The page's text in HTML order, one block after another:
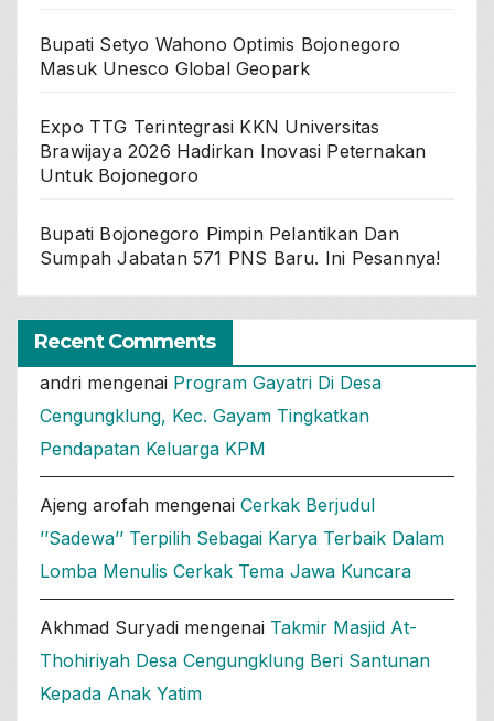
Bupati Setyo Wahono Optimis Bojonegoro
Masuk Unesco Global Geopark
Expo TTG Terintegrasi KKN Universitas
Brawijaya 2026 Hadirkan Inovasi Peternakan
Untuk Bojonegoro
Bupati Bojonegoro Pimpin Pelantikan Dan
Sumpah Jabatan 571 PNS Baru. Ini Pesannya!
Recent Comments
andri mengenai Program Gayatri Di Desa
Cengungklung, Kec. Gayam Tingkatkan
Pendapatan Keluarga KPM
Ajeng arofah mengenai Cerkak Berjudul
’’Sadewa’’ Terpilih Sebagai Karya Terbaik Dalam
Lomba Menulis Cerkak Tema Jawa Kuncara
Akhmad Suryadi mengenai Takmir Masjid At-
Thohiriyah Desa Cengungklung Beri Santunan
Kepada Anak Yatim